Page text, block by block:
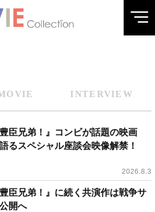
INTERVIEW
臣兄弟！』コンビが話題の映画
るスペシャル座談会映像解禁！
2026.8.3
臣兄弟！』に続く共演作は戦争サ
開へ